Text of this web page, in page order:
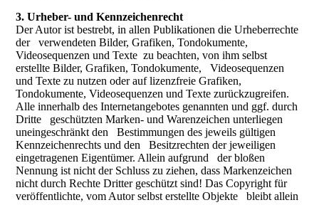
3. Urheber- und Kennzeichenrecht
Der Autor ist bestrebt, in allen Publikationen die Urheberrechte
der verwendeten Bilder, Grafiken, Tondokumente,
Videosequenzen und Texte zu beachten, von ihm selbst
erstellte Bilder, Grafiken, Tondokumente, Videosequenzen
und Texte zu nutzen oder auf lizenzfreie Grafiken,
Tondokumente, Videosequenzen und Texte zurückzugreifen.
Alle innerhalb des Internetangebotes genannten und ggf. durch
Dritte geschützten Marken- und Warenzeichen unterliegen
uneingeschränkt den Bestimmungen des jeweils gültigen
Kennzeichenrechts und den Besitzrechten der jeweiligen
eingetragenen Eigentümer. Allein aufgrund der bloßen
Nennung ist nicht der Schluss zu ziehen, dass Markenzeichen
nicht durch Rechte Dritter geschützt sind! Das Copyright für
veröffentlichte, vom Autor selbst erstellte Objekte bleibt allein